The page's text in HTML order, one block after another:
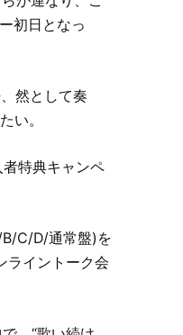
初日となっ
然として奏
い。
特典キャンペ
C/D/通常盤)を
ライントーク会